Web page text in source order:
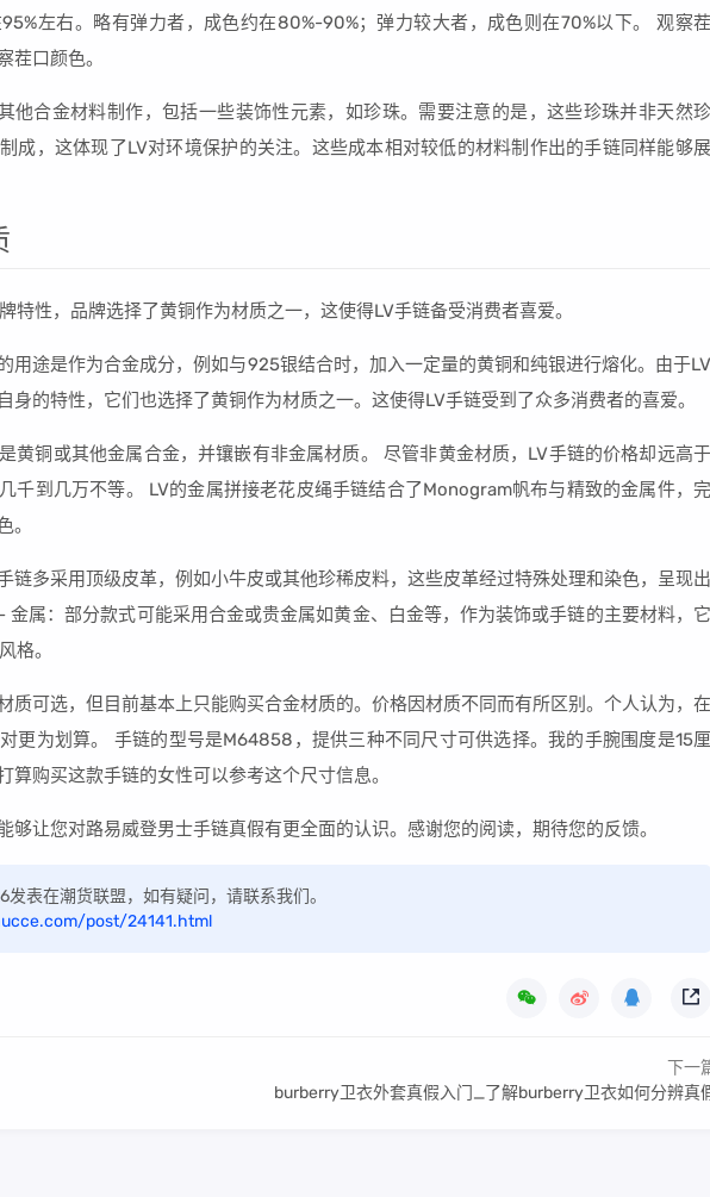
左右。略有弹力者，成色约在80%-90%；弹力较大者，成色则在70%以下。 观察茬
茬口颜色。
他合金材料制作，包括一些装饰性元素，如珍珠。需要注意的是，这些珍珠并非天然珍
成，这体现了LV对环境保护的关注。这些成本相对较低的材料制作出的手链同样能够展
特性，品牌选择了黄铜作为材质之一，这使得LV手链备受消费者喜爱。
用途是作为合金成分，例如与925银结合时，加入一定量的黄铜和纯银进行熔化。由于LV
身的特性，它们也选择了黄铜作为材质之一。这使得LV手链受到了众多消费者的喜爱。
黄铜或其他金属合金，并镶嵌有非金属材质。 尽管非黄金材质，LV手链的价格却远高于
千到几万不等。 LV的金属拼接老花皮绳手链结合了Monogram帆布与精致的金属件，完
。
链多采用顶级皮革，例如小牛皮或其他珍稀皮料，这些皮革经过特殊处理和染色，呈现出
属：部分款式可能采用合金或贵金属如黄金、白金等，作为装饰或手链的主要材料，它
格。
质可选，但目前基本上只能购买合金材质的。价格因材质不同而有所区别。个人认为，在
更为划算。 手链的型号是M64858，提供三种不同尺寸可供选择。我的手腕围度是15厘
算购买这款手链的女性可以参考这个尺寸信息。
够让您对路易威登男士手链真假有更全面的认识。感谢您的阅读，期待您的反馈。
表在潮货联盟，如有疑问，请联系我们。
post/24141.html
下一
burberry卫衣外套真假入门_了解burberry卫衣如何分辨真